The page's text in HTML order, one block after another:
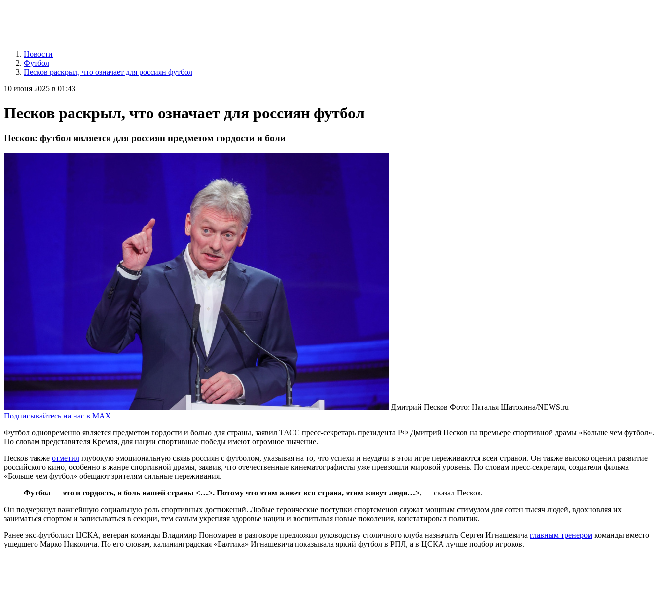
Новости
Футбол
Песков раскрыл, что означает для россиян футбол
10 июня 2025 в 01:43
Песков раскрыл, что означает для россиян футбол
Песков: футбол является для россиян предметом гордости и боли
Дмитрий Песков Фото: Наталья Шатохина/NEWS.ru
Подписывайтесь на нас в MAX
Футбол одновременно является предметом гордости и болью для страны, заявил ТАСС пресс-секретарь президента РФ Дмитрий Песков на премьере спортивной драмы «Больше чем футбол».
По словам представителя Кремля, для нации спортивные победы имеют огромное значение.
Песков также отметил глубокую эмоциональную связь россиян с футболом, указывая на то, что успехи и неудачи в этой игре переживаются всей страной. Он также высоко оценил развитие
российского кино, особенно в жанре спортивной драмы, заявив, что отечественные кинематографисты уже превзошли мировой уровень. По словам пресс-секретаря, создатели фильма
«Больше чем футбол» обещают зрителям сильные переживания.
Футбол — это и гордость, и боль нашей страны <…>. Потому что этим живет вся страна, этим живут люди…>, — сказал Песков.
Он подчеркнул важнейшую социальную роль спортивных достижений. Любые героические поступки спортсменов служат мощным стимулом для сотен тысяч людей, вдохновляя их
заниматься спортом и записываться в секции, тем самым укрепляя здоровье нации и воспитывая новые поколения, констатировал политик.
Ранее экс-футболист ЦСКА, ветеран команды Владимир Пономарев в разговоре предложил руководству столичного клуба назначить Сергея Игнашевича главным тренером команды вместо
ушедшего Марко Николича. По его словам, калининградская «Балтика» Игнашевича показывала яркий футбол в РПЛ, а в ЦСКА лучше подбор игроков.